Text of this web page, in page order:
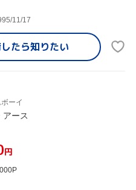
11/17
たら知りたい
ーイ
アース
円